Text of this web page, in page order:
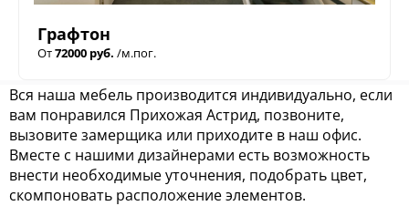
Графтон
От72000 руб. /м.пог.
Вся наша мебель производится индивидуально, если
вам понравился Прихожая Астрид, позвоните,
вызовите замерщика или приходите в наш офис.
Вместе с нашими дизайнерами есть возможность
внести необходимые уточнения, подобрать цвет,
скомпоновать расположение элементов.